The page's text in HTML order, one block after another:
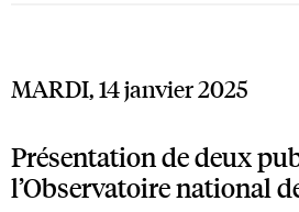
MARDI, 14 janvier 2025
Présentation de deux
l’Observatoire national